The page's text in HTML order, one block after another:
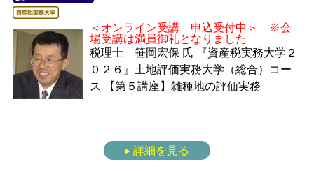
＜オンライン受講 申込受付中＞ ※会
場受講は満員御礼となりました
税理士 笹岡宏保 氏 『資産税実務大学２
０２６』土地評価実務大学（総合）コー
ス 【第５講座】雑種地の評価実務
▸ 詳細を見る